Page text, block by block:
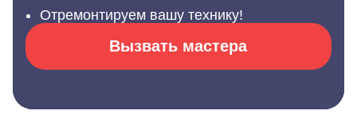
Отремонтируем вашу технику!
Вызвать мастера